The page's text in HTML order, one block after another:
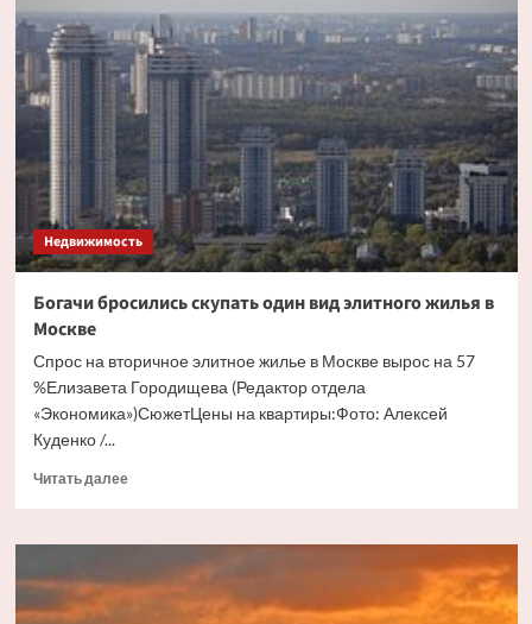
о
возможности
стать
собственником
бесхозного
дома
Недвижимость
Богачи бросились скупать один вид элитного жилья в
Москве
Спрос на вторичное элитное жилье в Москве вырос на 57
%Елизавета Городищева (Редактор отдела
«Экономика»)СюжетЦены на квартиры:Фото: Алексей
Куденко /...
Читать далееПрочитать
Богачи
бросились
скупать